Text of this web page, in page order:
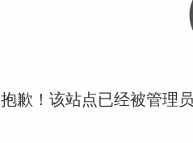
抱歉！该站点已经被管理